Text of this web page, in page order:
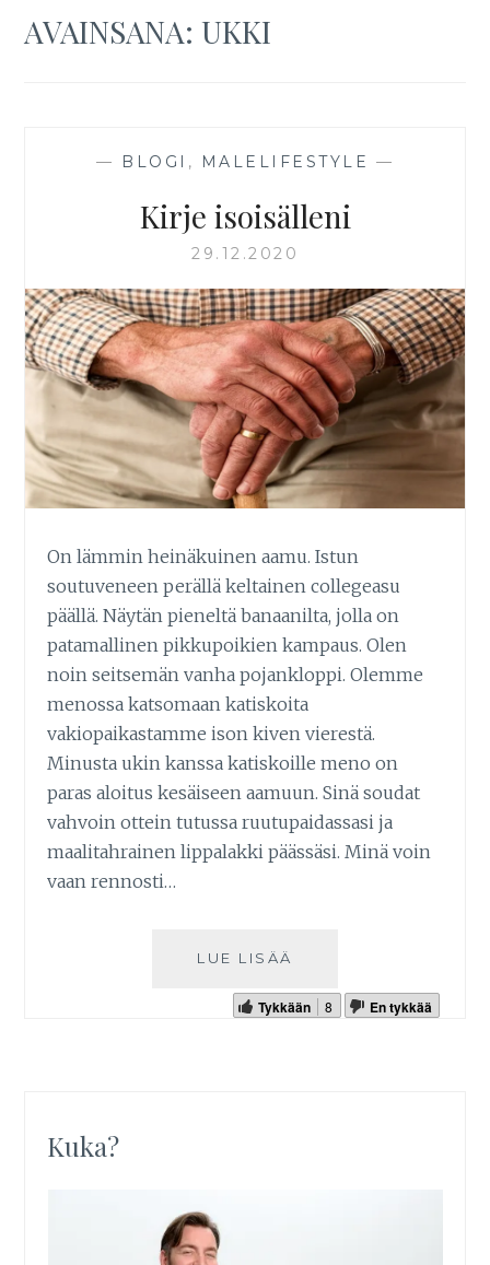
AVAINSANA:UKKI
— BLOGI , MALELIFESTYLE —
Kirje isoisälleni
29.12.2020
On lämmin heinäkuinen aamu. Istun
soutuveneen perällä keltainen collegeasu
päällä. Näytän pieneltä banaanilta, jolla on
patamallinen pikkupoikien kampaus. Olen
noin seitsemän vanha pojankloppi. Olemme
menossa katsomaan katiskoita
vakiopaikastamme ison kiven vierestä.
Minusta ukin kanssa katiskoille meno on
paras aloitus kesäiseen aamuun. Sinä soudat
vahvoin ottein tutussa ruutupaidassasi ja
maalitahrainen lippalakki päässäsi. Minä voin
vaan rennosti…
LUE LISÄÄ
Tykkään 8 En tykkää
Kuka?